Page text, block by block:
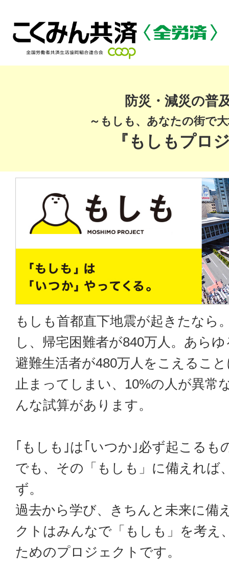
防災・減災の普
～もしも、あなたの街で
『もしもプロ
もしも首都直下地震が起きたなら
し、帰宅困難者が840万人。あら
避難生活者が480万人をこえるこ
止まってしまい、10%の人が異常
んな試算があります。
｢もしも｣は｢いつか｣必ず起こるも
でも、その「もしも」に備えれば
ず。
過去から学び、きちんと未来に備
クトはみんなで「もしも」を考え
ためのプロジェクトです。